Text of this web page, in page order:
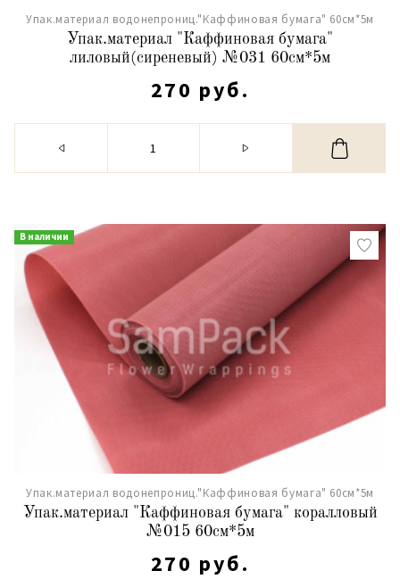
Упак.материал водонепрониц."Каффиновая бумага" 60см*5м
Упак.материал "Каффиновая бумага"
лиловый(сиреневый) №031 60см*5м
270 руб.
В наличии
Упак.материал водонепрониц."Каффиновая бумага" 60см*5м
Упак.материал "Каффиновая бумага" коралловый
№015 60см*5м
270 руб.